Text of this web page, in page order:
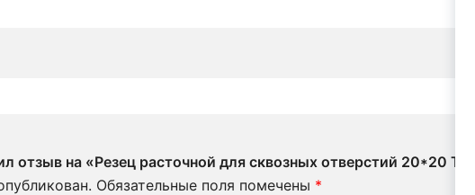
отзыв на «Резец расточной для сквозных отверстий 20*20
Обязательные поля помечены *